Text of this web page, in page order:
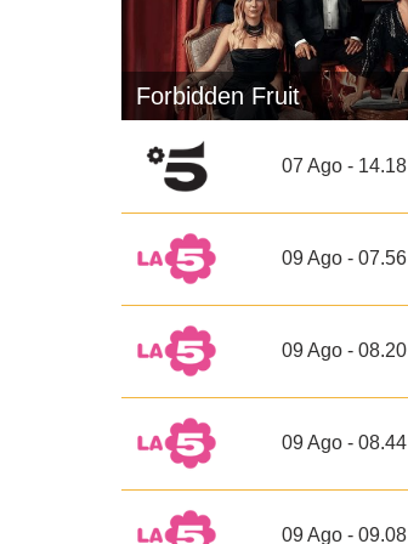
Forbidden Fruit
07 Ago - 14.18
09 Ago - 07.56
09 Ago - 08.20
09 Ago - 08.44
09 Ago - 09.08